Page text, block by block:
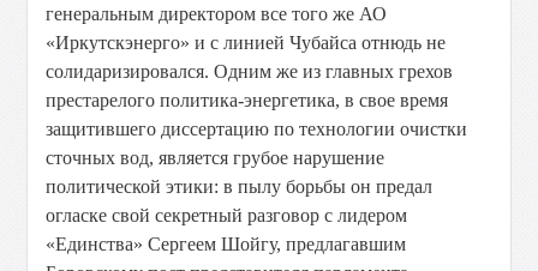
генеральным директором все того же АО
«Иркутскэнерго» и с линией Чубайса отнюдь не
солидаризировался. Одним же из главных грехов
престарелого политика-энергетика, в свое время
защитившего диссертацию по технологии очистки
сточных вод, является грубое нарушение
политической этики: в пылу борьбы он предал
огласке свой секретный разговор с лидером
«Единства» Сергеем Шойгу, предлагавшим